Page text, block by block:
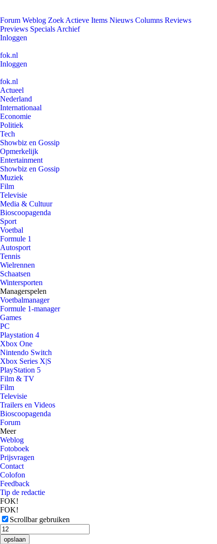
Forum Weblog Zoek Actieve Items Nieuws Columns Reviews
Previews Specials Archief
Inloggen
fok.nl
Inloggen
fok.nl
Actueel
Nederland
Internationaal
Economie
Politiek
Tech
Showbiz en Gossip
Opmerkelijk
Entertainment
Showbiz en Gossip
Muziek
Film
Televisie
Media & Cultuur
Bioscoopagenda
Sport
Voetbal
Formule 1
Autosport
Tennis
Wielrennen
Schaatsen
Wintersporten
Managerspelen
Voetbalmanager
Formule 1-manager
Games
PC
Playstation 4
Xbox One
Nintendo Switch
Xbox Series X|S
PlayStation 5
Film & TV
Film
Televisie
Trailers en Videos
Bioscoopagenda
Forum
Meer
Weblog
Fotoboek
Prijsvragen
Contact
Colofon
Feedback
Tip de redactie
FOK!
FOK!
Scrollbar gebruiken
opslaan